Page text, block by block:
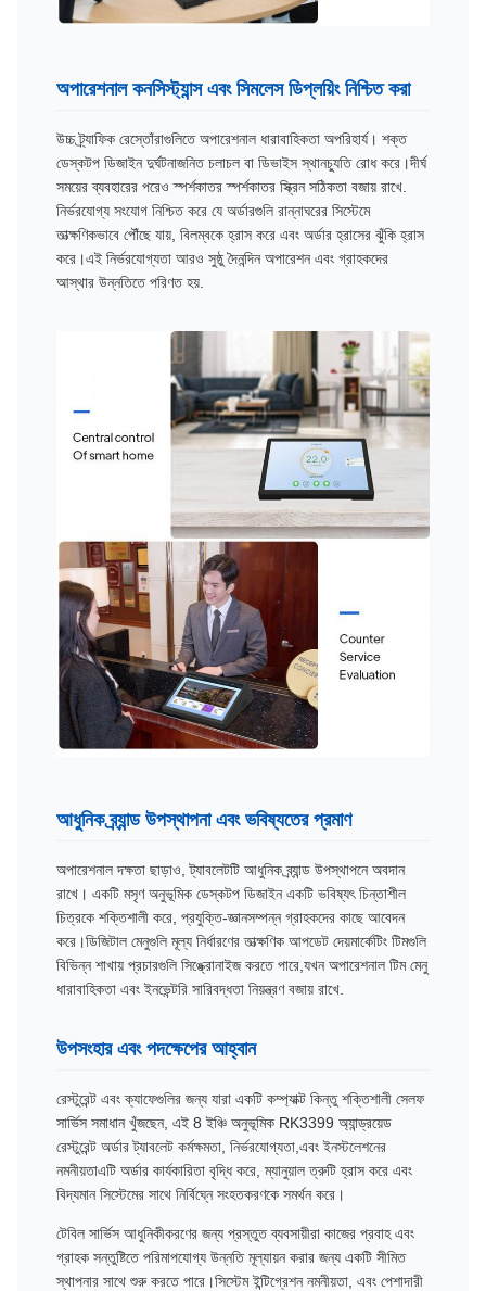
অপারেশনাল কনসিস্ট্যান্স এবং সিমলেস ডিপ্লয়িং নিশ্চিত করা
উচ্চ ট্র্যাফিক রেস্তোঁরাগুলিতে অপারেশনাল ধারাবাহিকতা অপরিহার্য। শক্ত
ডেস্কটপ ডিজাইন দুর্ঘটনাজনিত চলাচল বা ডিভাইস স্থানচ্যুতি রোধ করে।দীর্ঘ
সময়ের ব্যবহারের পরেও স্পর্শকাতর স্পর্শকাতর স্ক্রিন সঠিকতা বজায় রাখে.
নির্ভরযোগ্য সংযোগ নিশ্চিত করে যে অর্ডারগুলি রান্নাঘরের সিস্টেমে
তাত্ক্ষণিকভাবে পৌঁছে যায়, বিলম্বকে হ্রাস করে এবং অর্ডার হ্রাসের ঝুঁকি হ্রাস
করে।এই নির্ভরযোগ্যতা আরও সুষ্ঠু দৈনন্দিন অপারেশন এবং গ্রাহকদের
আস্থার উন্নতিতে পরিণত হয়.
আধুনিক ব্র্যান্ড উপস্থাপনা এবং ভবিষ্যতের প্রমাণ
অপারেশনাল দক্ষতা ছাড়াও, ট্যাবলেটটি আধুনিক ব্র্যান্ড উপস্থাপনে অবদান
রাখে। একটি মসৃণ অনুভূমিক ডেস্কটপ ডিজাইন একটি ভবিষ্যৎ চিন্তাশীল
চিত্রকে শক্তিশালী করে, প্রযুক্তি-জ্ঞানসম্পন্ন গ্রাহকদের কাছে আবেদন
করে।ডিজিটাল মেনুগুলি মূল্য নির্ধারণের তাত্ক্ষণিক আপডেট দেয়মার্কেটিং টিমগুলি
বিভিন্ন শাখায় প্রচারগুলি সিঙ্ক্রোনাইজ করতে পারে,যখন অপারেশনাল টিম মেনু
ধারাবাহিকতা এবং ইনভেন্টরি সারিবদ্ধতা নিয়ন্ত্রণ বজায় রাখে.
উপসংহার এবং পদক্ষেপের আহ্বান
রেস্টুরেন্ট এবং ক্যাফেগুলির জন্য যারা একটি কম্প্যাক্ট কিন্তু শক্তিশালী সেলফ
সার্ভিস সমাধান খুঁজছেন, এই 8 ইঞ্চি অনুভূমিক RK3399 অ্যান্ড্রয়েড
রেস্টুরেন্ট অর্ডার ট্যাবলেট কর্মক্ষমতা, নির্ভরযোগ্যতা,এবং ইনস্টলেশনের
নমনীয়তাএটি অর্ডার কার্যকারিতা বৃদ্ধি করে, ম্যানুয়াল ত্রুটি হ্রাস করে এবং
বিদ্যমান সিস্টেমের সাথে নির্বিঘ্নে সংহতকরণকে সমর্থন করে।
টেবিল সার্ভিস আধুনিকীকরণের জন্য প্রস্তুত ব্যবসায়ীরা কাজের প্রবাহ এবং
গ্রাহক সন্তুষ্টিতে পরিমাপযোগ্য উন্নতি মূল্যায়ন করার জন্য একটি সীমিত
স্থাপনার সাথে শুরু করতে পারে।সিস্টেম ইন্টিগ্রেশন নমনীয়তা, এবং পেশাদারী